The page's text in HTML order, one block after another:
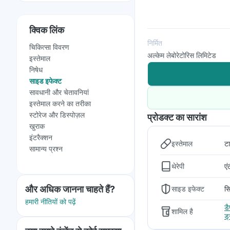
क्विक लिंक
चिकित्सा विवरण
इस्तेमाल
निषेध
साइड इफेक्ट
सावधानी और चेतावनियां
इस्तेमाल करने का तरीका
स्टोरेज और डिस्पोज़ल
खुराक
इंटरैक्शन
सामान्य प्रश्न
और अधिक जानना चाहते हैं?
हमारी नीतियों को पढ़ें
निर्मित
अल्केम लेबोरेटोरिस लिमिटेड
प्रोडक्ट का सारांश
इस्तेमाल
थेरेपी
साइड इफेक्ट
शामिल है